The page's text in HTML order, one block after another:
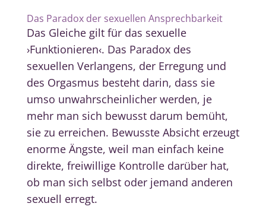
Das Paradox der sexuellen Ansprechbarkeit
Das Gleiche gilt für das sexuelle
›Funktionieren‹. Das Paradox des
sexuellen Verlangens, der Erregung und
des Orgasmus besteht darin, dass sie
umso unwahrscheinlicher werden, je
mehr man sich bewusst darum bemüht,
sie zu erreichen. Bewusste Absicht erzeugt
enorme Ängste, weil man einfach keine
direkte, freiwillige Kontrolle darüber hat,
ob man sich selbst oder jemand anderen
sexuell erregt.